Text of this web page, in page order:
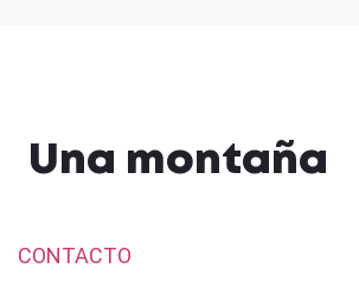
Una montaña
CONTACTO